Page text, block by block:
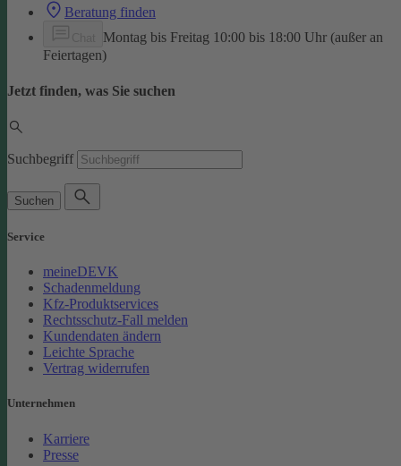
Beratung finden
Montag bis Freitag 10:00 bis 18:00 Uhr (außer an
Feiertagen)
Jetzt finden, was Sie suchen
Suchbegriff
Suchen
Service
meineDEVK
Schadenmeldung
Kfz-Produktservices
Rechtsschutz-Fall melden
Kundendaten ändern
Leichte Sprache
Vertrag widerrufen
Unternehmen
Karriere
Presse